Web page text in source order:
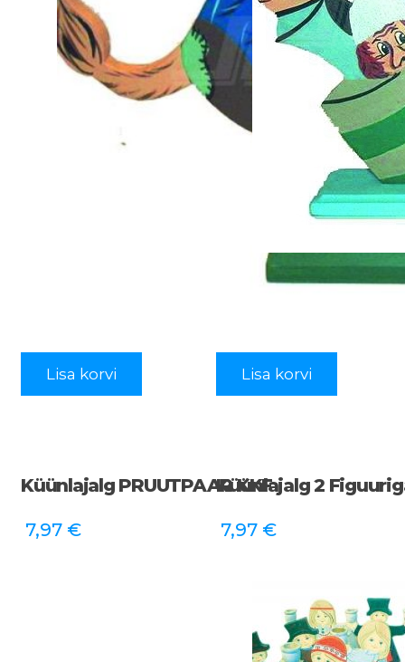
Lisa korvi Lisa korvi
Küünlajalg PRUUTPAAR KKF
7,97 €
Küünlajalg 2
7,97 €